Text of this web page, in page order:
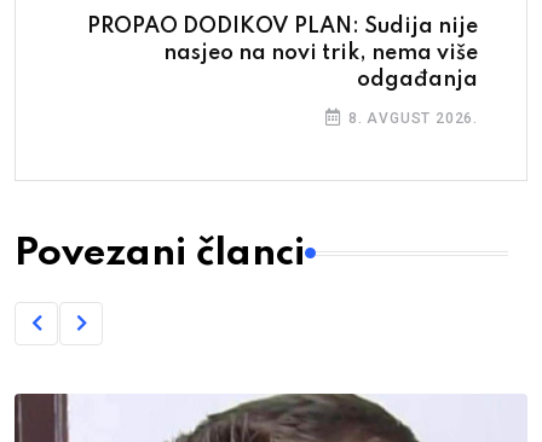
PROPAO DODIKOV PLAN: Sudija nije
nasjeo na novi trik, nema više
odgađanja
8. AVGUST 2026.
Povezani članci